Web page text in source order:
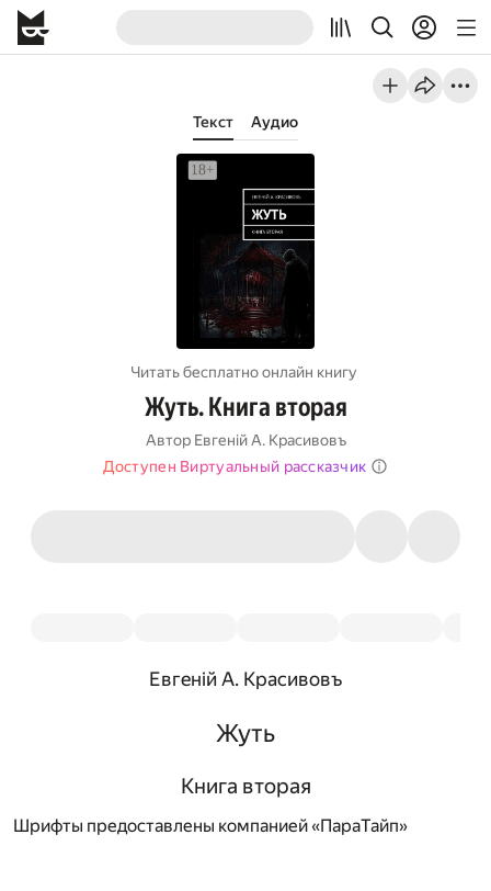
Текст Аудио
Читать бесплатно онлайн книгу
Жуть. Книга вторая
Автор Евгенiй А. Красивовъ
Доступен Виртуальный рассказчик
Евгенiй А. Красивовъ
Жуть
Книга вторая
Шрифты предоставлены компанией «ПараТайп»